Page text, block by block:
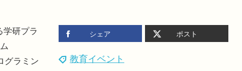
シェア ポスト
教育イベント
研プラ
グラミン